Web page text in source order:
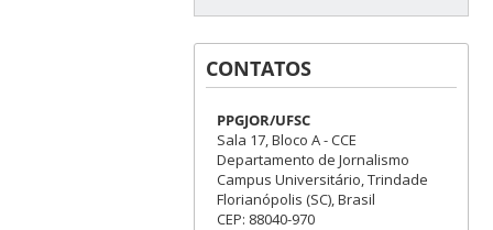
CONTATOS
PPGJOR/UFSC
Sala 17, Bloco A - CCE
Departamento de Jornalismo
Campus Universitário, Trindade
Florianópolis (SC), Brasil
CEP: 88040-970